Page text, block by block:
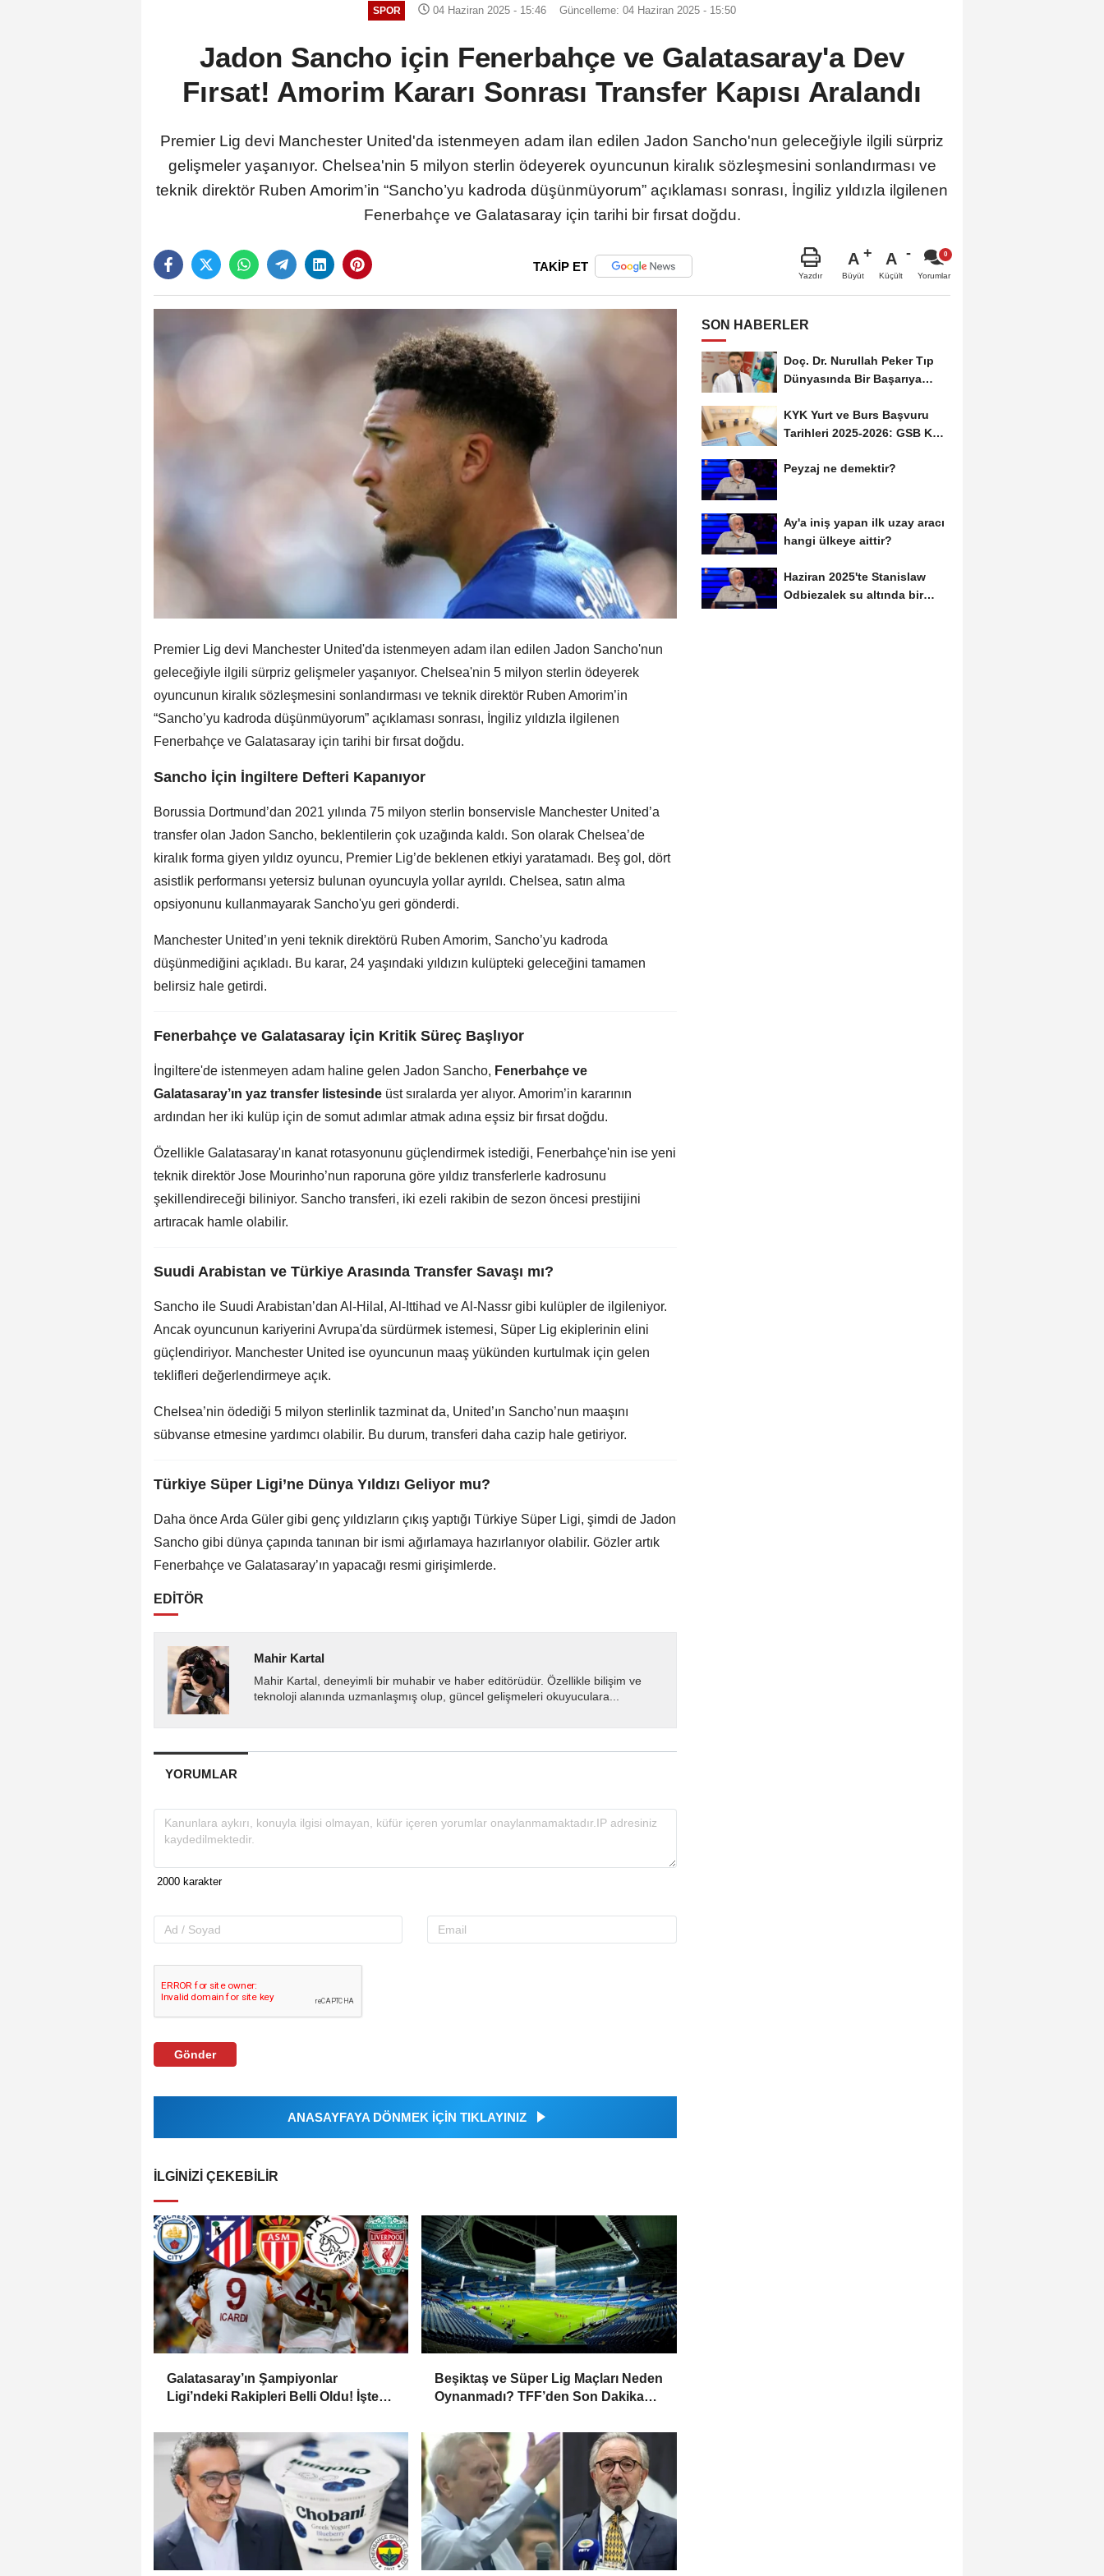
SPOR 04 Haziran 2025 - 15:46 Güncelleme: 04 Haziran 2025 - 15:50
Jadon Sancho için Fenerbahçe ve Galatasaray'a Dev
Fırsat! Amorim Kararı Sonrası Transfer Kapısı Aralandı
Premier Lig devi Manchester United'da istenmeyen adam ilan edilen Jadon Sancho'nun geleceğiyle ilgili sürpriz
gelişmeler yaşanıyor. Chelsea'nin 5 milyon sterlin ödeyerek oyuncunun kiralık sözleşmesini sonlandırması ve
teknik direktör Ruben Amorim’in “Sancho’yu kadroda düşünmüyorum” açıklaması sonrası, İngiliz yıldızla ilgilenen
Fenerbahçe ve Galatasaray için tarihi bir fırsat doğdu.
TAKİP ET
Yazdır
A
Büyüt
A
Küçült Yorumlar
Premier Lig devi Manchester United'da istenmeyen adam ilan edilen Jadon Sancho'nun
geleceğiyle ilgili sürpriz gelişmeler yaşanıyor. Chelsea'nin 5 milyon sterlin ödeyerek
oyuncunun kiralık sözleşmesini sonlandırması ve teknik direktör Ruben Amorim’in
“Sancho’yu kadroda düşünmüyorum” açıklaması sonrası, İngiliz yıldızla ilgilenen
Fenerbahçe ve Galatasaray için tarihi bir fırsat doğdu.
Sancho İçin İngiltere Defteri Kapanıyor
Borussia Dortmund’dan 2021 yılında 75 milyon sterlin bonservisle Manchester United’a
transfer olan Jadon Sancho, beklentilerin çok uzağında kaldı. Son olarak Chelsea’de
kiralık forma giyen yıldız oyuncu, Premier Lig’de beklenen etkiyi yaratamadı. Beş gol, dört
asistlik performansı yetersiz bulunan oyuncuyla yollar ayrıldı. Chelsea, satın alma
opsiyonunu kullanmayarak Sancho'yu geri gönderdi.
Manchester United’ın yeni teknik direktörü Ruben Amorim, Sancho’yu kadroda
düşünmediğini açıkladı. Bu karar, 24 yaşındaki yıldızın kulüpteki geleceğini tamamen
belirsiz hale getirdi.
Fenerbahçe ve Galatasaray İçin Kritik Süreç Başlıyor
İngiltere'de istenmeyen adam haline gelen Jadon Sancho, Fenerbahçe ve
Galatasaray’ın yaz transfer listesinde üst sıralarda yer alıyor. Amorim’in kararının
ardından her iki kulüp için de somut adımlar atmak adına eşsiz bir fırsat doğdu.
Özellikle Galatasaray'ın kanat rotasyonunu güçlendirmek istediği, Fenerbahçe'nin ise yeni
teknik direktör Jose Mourinho’nun raporuna göre yıldız transferlerle kadrosunu
şekillendireceği biliniyor. Sancho transferi, iki ezeli rakibin de sezon öncesi prestijini
artıracak hamle olabilir.
Suudi Arabistan ve Türkiye Arasında Transfer Savaşı mı?
Sancho ile Suudi Arabistan’dan Al-Hilal, Al-Ittihad ve Al-Nassr gibi kulüpler de ilgileniyor.
Ancak oyuncunun kariyerini Avrupa'da sürdürmek istemesi, Süper Lig ekiplerinin elini
güçlendiriyor. Manchester United ise oyuncunun maaş yükünden kurtulmak için gelen
teklifleri değerlendirmeye açık.
Chelsea’nin ödediği 5 milyon sterlinlik tazminat da, United’ın Sancho’nun maaşını
sübvanse etmesine yardımcı olabilir. Bu durum, transferi daha cazip hale getiriyor.
Türkiye Süper Ligi’ne Dünya Yıldızı Geliyor mu?
Daha önce Arda Güler gibi genç yıldızların çıkış yaptığı Türkiye Süper Ligi, şimdi de Jadon
Sancho gibi dünya çapında tanınan bir ismi ağırlamaya hazırlanıyor olabilir. Gözler artık
Fenerbahçe ve Galatasaray’ın yapacağı resmi girişimlerde.
EDİTÖR
Mahir Kartal
Mahir Kartal, deneyimli bir muhabir ve haber editörüdür. Özellikle bilişim ve
teknoloji alanında uzmanlaşmış olup, güncel gelişmeleri okuyuculara...
YORUMLAR
Gönder
ANASAYFAYA DÖNMEK İÇİN TIKLAYINIZ
İLGINIZI ÇEKEBILIR
Galatasaray’ın Şampiyonlar
Ligi’ndeki Rakipleri Belli Oldu! İşte
Beşiktaş ve Süper Lig Maçları Neden
Oynanmadı? TFF’den Son Dakika
SON HABERLER
Doç. Dr. Nurullah Peker Tıp
Dünyasında Bir Başarıya
KYK Yurt ve Burs Başvuru
Tarihleri 2025-2026: GSB KYK
Peyzaj ne demektir?
Ay'a iniş yapan ilk uzay aracı
hangi ülkeye aittir?
Haziran 2025'te Stanislaw
Odbiezalek su altında bir